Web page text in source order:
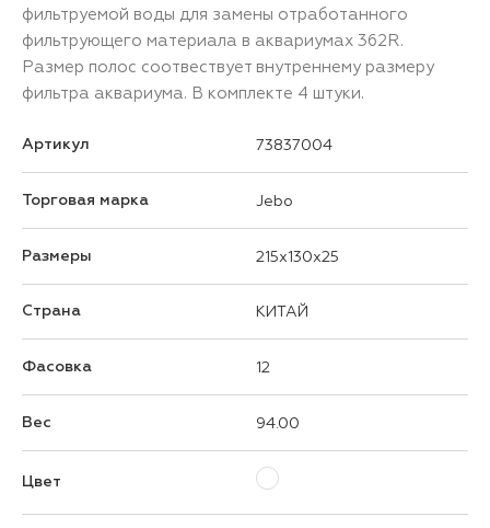
фильтруемой воды для замены отработанного
фильтрующего материала в аквариумах 362R.
Размер полос соотвествует внутреннему размеру
фильтра аквариума. В комплекте 4 штуки.
Артикул 73837004
Торговая марка Jebo
Размеры 215x130x25
Страна КИТАЙ
Фасовка 12
Вес 94.00
Цвет